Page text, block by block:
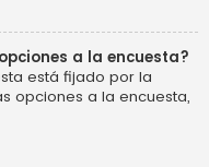
a la encuesta?
está fijado por la
opciones a la encuesta,